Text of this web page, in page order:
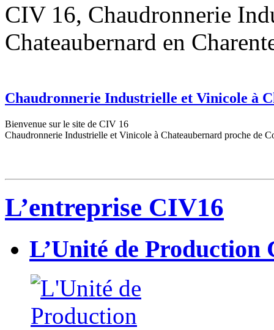
CIV 16, Chaudronnerie
Chateaubernard en
Chaudronnerie Industrielle et Vinicole à
Bienvenue sur le site de CIV 16
Chaudronnerie Industrielle et Vinicole à Chateaubernard proche de
L’entreprise CIV16
L’Unité de Production